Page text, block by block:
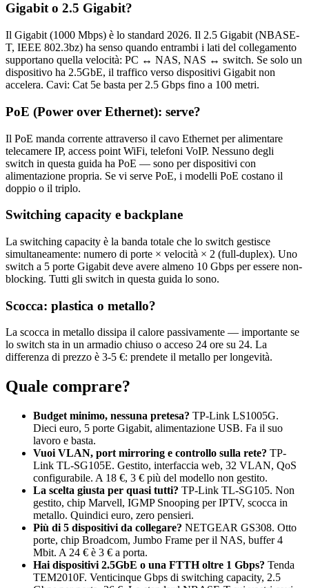
Gigabit o 2.5 Gigabit?
Il Gigabit (1000 Mbps) è lo standard 2026. Il 2.5 Gigabit (NBASE-
T, IEEE 802.3bz) ha senso quando entrambi i lati del collegamento
supportano quella velocità: PC ↔ NAS, NAS ↔ switch. Se solo un
dispositivo ha 2.5GbE, il traffico verso dispositivi Gigabit non
accelera. Cavi: Cat 5e basta per 2.5 Gbps fino a 100 metri.
PoE (Power over Ethernet): serve?
Il PoE manda corrente attraverso il cavo Ethernet per alimentare
telecamere IP, access point WiFi, telefoni VoIP. Nessuno degli
switch in questa guida ha PoE — sono per dispositivi con
alimentazione propria. Se vi serve PoE, i modelli PoE costano il
doppio o il triplo.
Switching capacity e backplane
La switching capacity è la banda totale che lo switch gestisce
simultaneamente: numero di porte × velocità × 2 (full-duplex). Uno
switch a 5 porte Gigabit deve avere almeno 10 Gbps per essere non-
blocking. Tutti gli switch in questa guida lo sono.
Scocca: plastica o metallo?
La scocca in metallo dissipa il calore passivamente — importante se
lo switch sta in un armadio chiuso o acceso 24 ore su 24. La
differenza di prezzo è 3-5 €: prendete il metallo per longevità.
Quale comprare?
Budget minimo, nessuna pretesa? TP-Link LS1005G.
Dieci euro, 5 porte Gigabit, alimentazione USB. Fa il suo
lavoro e basta.
Vuoi VLAN, port mirroring e controllo sulla rete? TP-
Link TL-SG105E. Gestito, interfaccia web, 32 VLAN, QoS
configurabile. A 18 €, 3 € più del modello non gestito.
La scelta giusta per quasi tutti? TP-Link TL-SG105. Non
gestito, chip Marvell, IGMP Snooping per IPTV, scocca in
metallo. Quindici euro, zero pensieri.
Più di 5 dispositivi da collegare? NETGEAR GS308. Otto
porte, chip Broadcom, Jumbo Frame per il NAS, buffer 4
Mbit. A 24 € è 3 € a porta.
Hai dispositivi 2.5GbE o una FTTH oltre 1 Gbps? Tenda
TEM2010F. Venticinque Gbps di switching capacity, 2.5